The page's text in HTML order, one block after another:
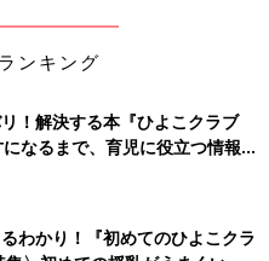
自分にかけたい言葉はありま
きのこと。心配で、仕事に出
が、妻に後から『看病する私
んです。そのときに子どもは
らないといけなかったと気づ
ンキング
！解決する本『ひよこクラブ
なるまで、育児に役立つ情報が
わかり！『初めてのひよこクラ